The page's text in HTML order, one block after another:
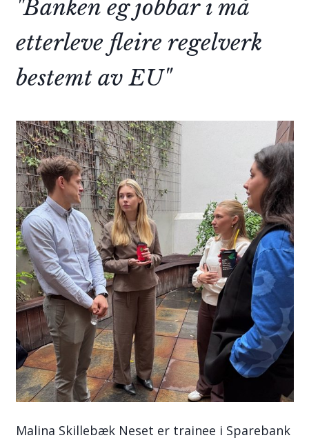
"Banken eg jobbar i må
etterleve fleire regelverk
bestemt av EU"
Malina Skillebæk Neset er trainee i Sparebank